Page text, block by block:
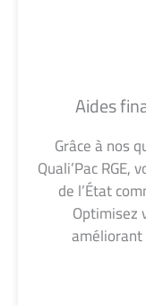
Aides
Grâce à nos
Quali’Pac
de l’État
Optimisez